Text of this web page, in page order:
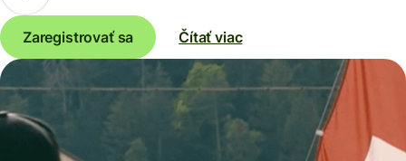
Zaregistrovať sa Čítať viac